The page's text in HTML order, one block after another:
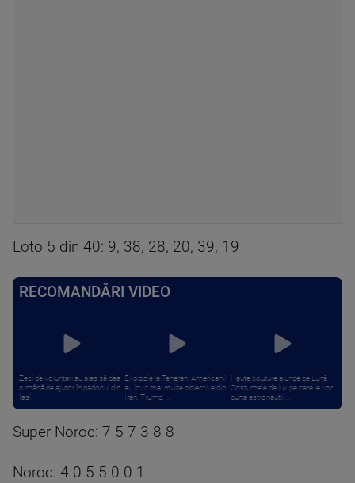
Loto 5 din 40: 9, 38, 28, 20, 39, 19
RECOMANDĂRI VIDEO
Zeci de voluntari au ales să dea
o mână de ajutor în padocul din
Iași
Explozie la Teheran. Americanii
au lovit mai multe obiective din
Iran. Trump: ...
Haute couture ajunge pe Lună.
Costumele de lux pe care le vor
purta astronauții ...
Super Noroc: 7 5 7 3 8 8
Noroc: 4 0 5 5 0 0 1